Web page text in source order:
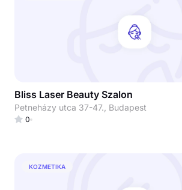
Bliss Laser Beauty Szalon
Petneházy utca 37-47., Budapest
0
KOZMETIKA